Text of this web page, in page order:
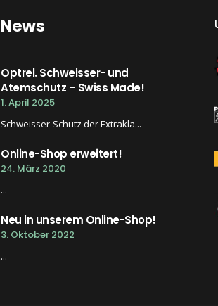
News
Optrel. Schweisser- und
Atemschutz – Swiss Made!
1. April 2025
Schweisser-Schutz der Extrakla...
Online-Shop erweitert!
24. März 2020
...
Neu in unserem Online-Shop!
3. Oktober 2022
...